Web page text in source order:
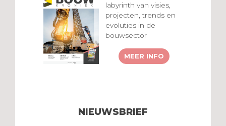
labyrinth van visies,
projecten, trends en
evoluties in de
bouwsector
MEER INFO
NIEUWSBRIEF